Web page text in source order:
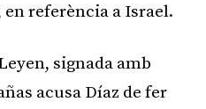
referència a Israel.
signada amb
acusa Díaz de fer